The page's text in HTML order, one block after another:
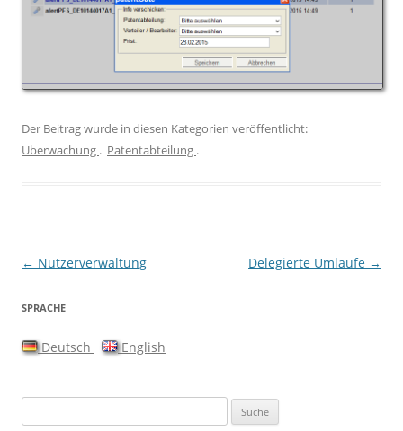
Der Beitrag wurde in diesen Kategorien veröffentlicht:
Überwachung . Patentabteilung .
Artikel-Navigation
← Nutzerverwaltung Delegierte Umläufe →
SPRACHE
Deutsch English